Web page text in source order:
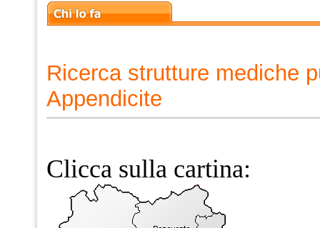
Ricerca strutture mediche
Appendicite
Clicca sulla cartina: